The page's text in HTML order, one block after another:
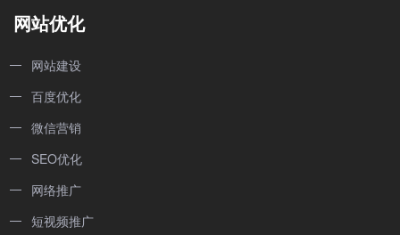
网站优化
网站建设
百度优化
微信营销
SEO优化
网络推广
短视频推广